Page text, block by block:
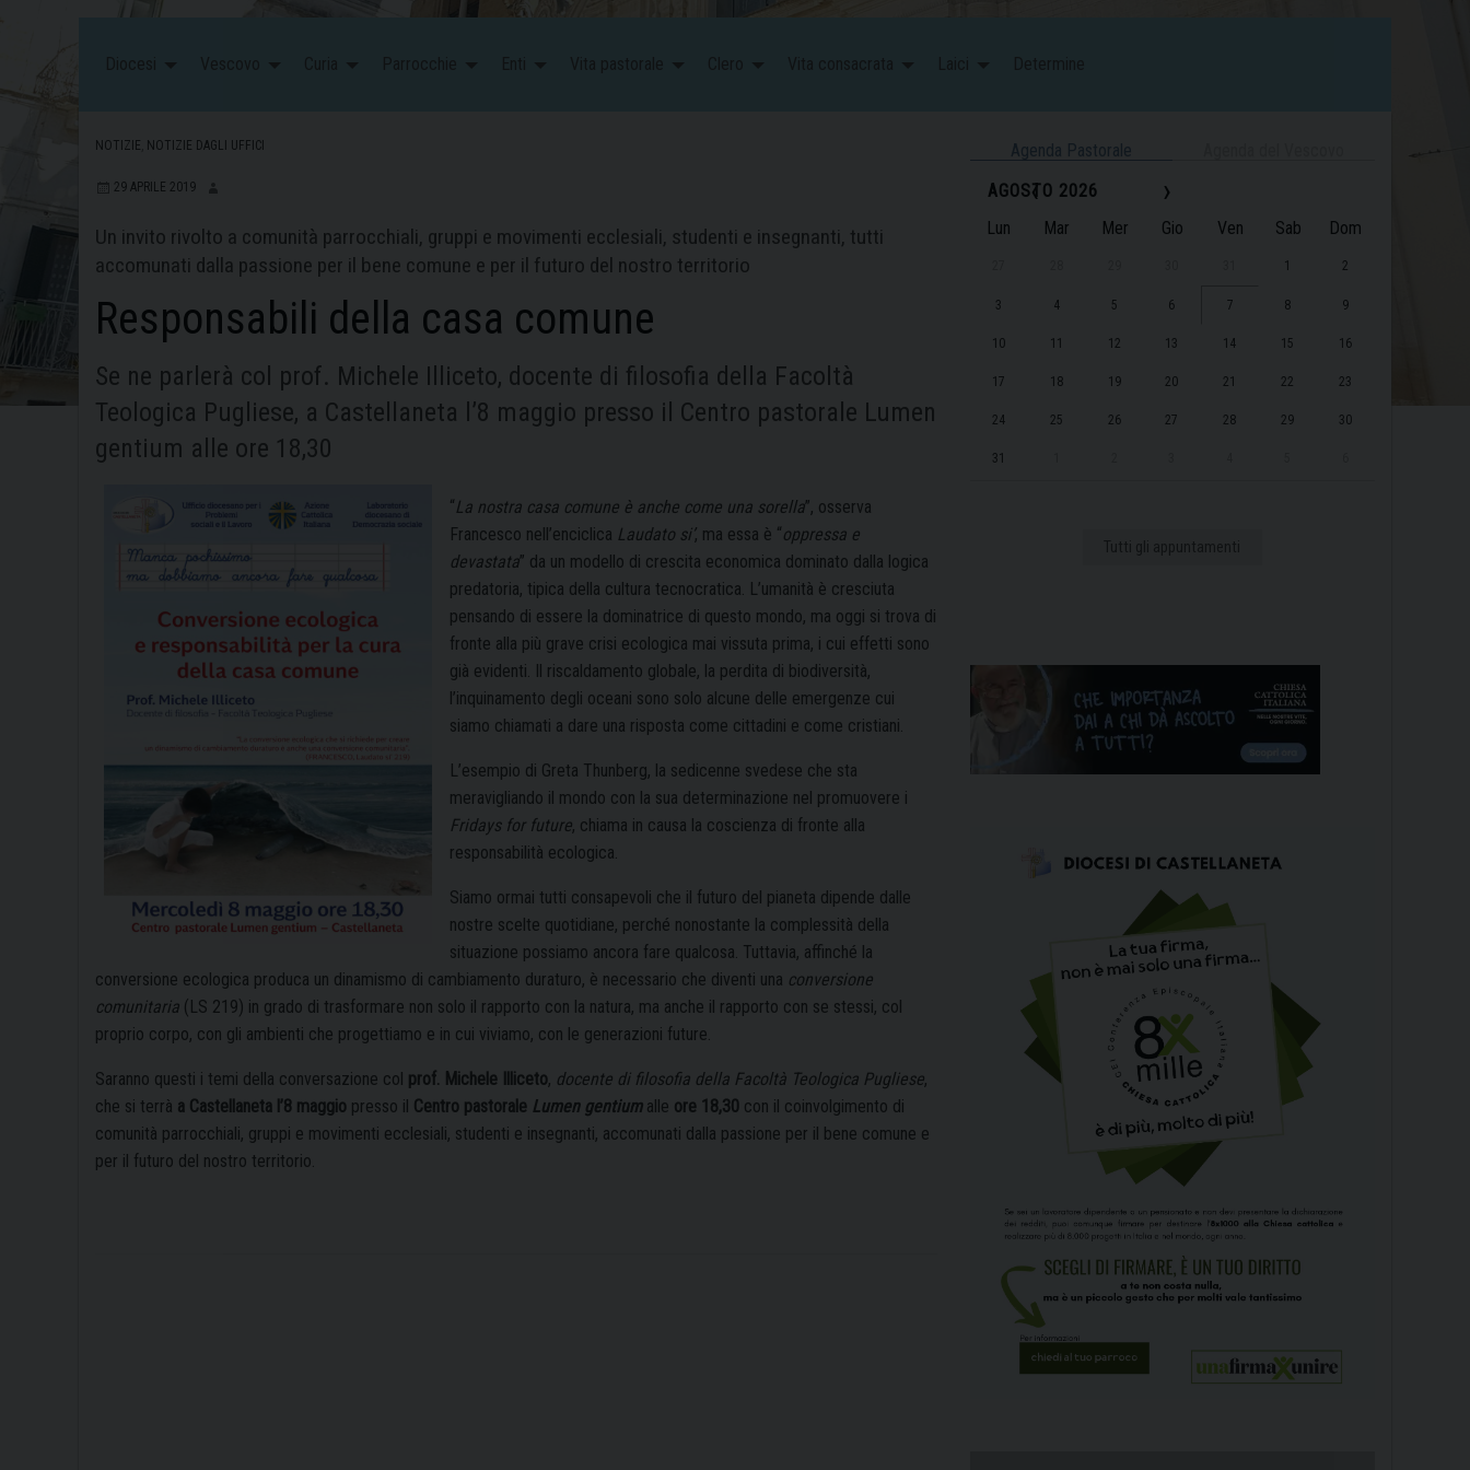
NOTIZIE NOTIZIE DAGLI UFFICI
29 APRILE 2019
Un invito rivolto a comunità parrocchiali, gruppi e movimenti ecclesiali, studenti e insegnanti, tutti
accomunati dalla passione per il bene comune e per il futuro del nostro territorio
Responsabili della casa comune
Se ne parlerà col prof. Michele Illiceto, docente di filosofia della Facoltà
Teologica Pugliese, a Castellaneta l’8 maggio presso il Centro pastorale Lumen
gentium alle ore 18,30
“La nostra casa comune è anche come una sorella”, osserva
Francesco nell’enciclica Laudato si’, ma essa è “oppressa e
devastata” da un modello di crescita economica dominato dalla logica
predatoria, tipica della cultura tecnocratica. L’umanità è cresciuta
pensando di essere la dominatrice di questo mondo, ma oggi si trova di
fronte alla più grave crisi ecologica mai vissuta prima, i cui effetti sono
già evidenti. Il riscaldamento globale, la perdita di biodiversità,
l’inquinamento degli oceani sono solo alcune delle emergenze cui
siamo chiamati a dare una risposta come cittadini e come cristiani.
L’esempio di Greta Thunberg, la sedicenne svedese che sta
meravigliando il mondo con la sua determinazione nel promuovere i
Fridays for future, chiama in causa la coscienza di fronte alla
responsabilità ecologica.
Siamo ormai tutti consapevoli che il futuro del pianeta dipende dalle
nostre scelte quotidiane, perché nonostante la complessità della
situazione possiamo ancora fare qualcosa. Tuttavia, affinché la
conversione ecologica produca un dinamismo di cambiamento duraturo, è necessario che diventi una conversione
comunitaria (LS 219) in grado di trasformare non solo il rapporto con la natura, ma anche il rapporto con se stessi, col
proprio corpo, con gli ambienti che progettiamo e in cui viviamo, con le generazioni future.
Saranno questi i temi della conversazione col prof. Michele Illiceto, docente di filosofia della Facoltà Teologica Pugliese,
che si terrà a Castellaneta l’8 maggio presso il Centro pastorale Lumen gentium alle ore 18,30 con il coinvolgimento di
comunità parrocchiali, gruppi e movimenti ecclesiali, studenti e insegnanti, accomunati dalla passione per il bene comune e
per il futuro del nostro territorio.
Agenda Pastorale
‹
AGOSTO 2026 ›
Lun Mar Mer Gio Ven Sab Dom
1 2
3 4 5 6 7 8 9
10 11 12 13 14 15 16
17 18 19 20 21 22 23
24 25 26 27 28 29 30
31